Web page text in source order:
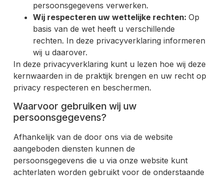
persoonsgegevens verwerken.
Wij respecteren uw wettelijke rechten: Op
basis van de wet heeft u verschillende
rechten. In deze privacyverklaring informeren
wij u daarover.
In deze privacyverklaring kunt u lezen hoe wij deze
kernwaarden in de praktijk brengen en uw recht op
privacy respecteren en beschermen.
Waarvoor gebruiken wij uw
persoonsgegevens?
Afhankelijk van de door ons via de website
aangeboden diensten kunnen de
persoonsgegevens die u via onze website kunt
achterlaten worden gebruikt voor de onderstaande